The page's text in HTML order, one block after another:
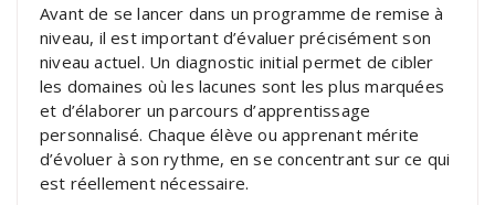
Avant de se lancer dans un programme de remise à
niveau, il est important d’évaluer précisément son
niveau actuel. Un diagnostic initial permet de cibler
les domaines où les lacunes sont les plus marquées
et d’élaborer un parcours d’apprentissage
personnalisé. Chaque élève ou apprenant mérite
d’évoluer à son rythme, en se concentrant sur ce qui
est réellement nécessaire.